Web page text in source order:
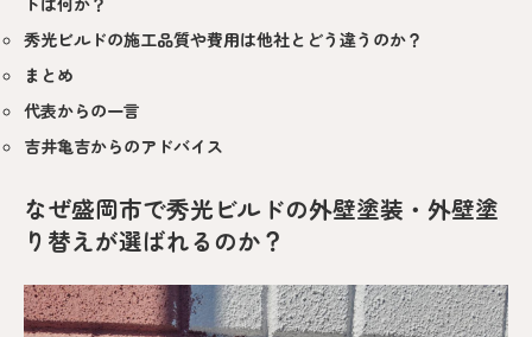
秀光ビルドの施工品質や費用は他社とどう違うのか？
まとめ
代表からの一言
吉井亀吉からのアドバイス
なぜ盛岡市で秀光ビルドの外壁塗装・外壁塗
り替えが選ばれるのか？